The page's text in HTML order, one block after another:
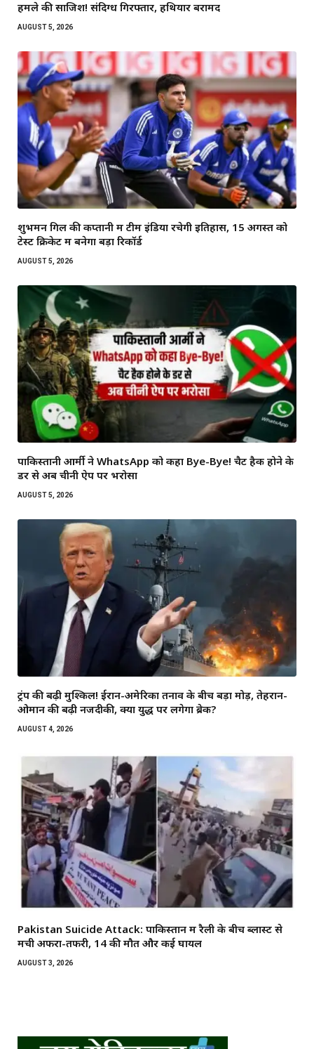
हमले की साजिश! संदिग्ध गिरफ्तार, हथियार बरामद
AUGUST 5, 2026
शुभमन गिल की कप्तानी में टीम इंडिया रचेगी इतिहास, 15 अगस्त को
टेस्ट क्रिकेट में बनेगा बड़ा रिकॉर्ड
AUGUST 5, 2026
पाकिस्तानी आर्मी ने WhatsApp को कहा Bye-Bye! चैट हैक होने के
डर से अब चीनी ऐप पर भरोसा
AUGUST 5, 2026
ट्रंप की बढ़ी मुश्किलें! ईरान-अमेरिका तनाव के बीच बड़ा मोड़, तेहरान-
ओमान की बढ़ी नजदीकी, क्या युद्ध पर लगेगा ब्रेक?
AUGUST 4, 2026
Pakistan Suicide Attack: पाकिस्तान में रैली के बीच ब्लास्ट से
मची अफरा-तफरी, 14 की मौत और कई घायल
AUGUST 3, 2026